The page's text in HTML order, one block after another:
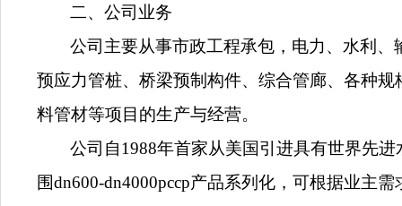
二、公司业务
公司主要从事市政工程承包，电力、水利
预应力管桩、桥梁预制构件、综合管廊、各种
料管材等项目的生产与经营。
公司自1988年首家从美国引进具有世界先
围dn600-dn4000pccp产品系列化，可根据业主